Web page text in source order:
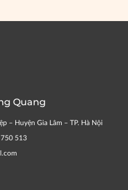
Quang
– Huyện Gia Lâm – TP. Hà Nội
513